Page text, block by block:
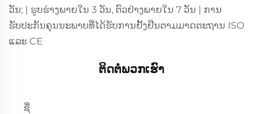
ວັນ; | ຮູບຮ່າງພາຍໃນ 3 ວັນ, ຕົວຢ່າງພາຍໃນ 7 ວັນ | ການ
ຮັບປະກັນຄຸນນະພາບທີ່ໄດ້ຮັບການຢັ້ງຢືນຕາມມາດຕະຖານ ISO
ແລະ CE
ຕິດຕໍ່ພວກເຮົາ
ຊື່